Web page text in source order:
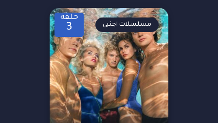
حلقة
3 مسلسلات اجنبي